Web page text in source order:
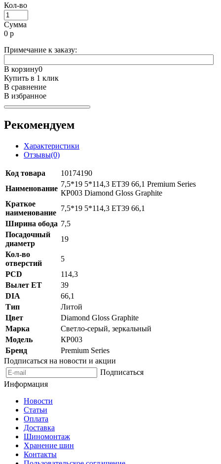
Кол-во
Сумма
0 р
Примечание к заказу:
В корзину0
Купить в 1 клик
В сравнение
В избранное
Рекомендуем
Характеристики
Отзывы(0)
Код товара
10174190
Наименование
7,5*19 5*114,3 ET39 66,1 Premium Series
КР003 Diamond Gloss Graphite
Краткое
наименование
7,5*19 5*114,3 ET39 66,1
Ширина обода 7,5
Посадочный
диаметр
19
Кол-во
отверстий
5
PCD
114,3
Вылет ET
39
DIA
66,1
Тип
Литой
Цвет
Diamond Gloss Graphite
Марка
Светло-серый, зеркальный
Модель
КР003
Бренд
Premium Series
Подписаться на новости и акции
Подписаться
Информация
Новости
Статьи
Оплата
Доставка
Шиномонтаж
Хранение шин
Контакты